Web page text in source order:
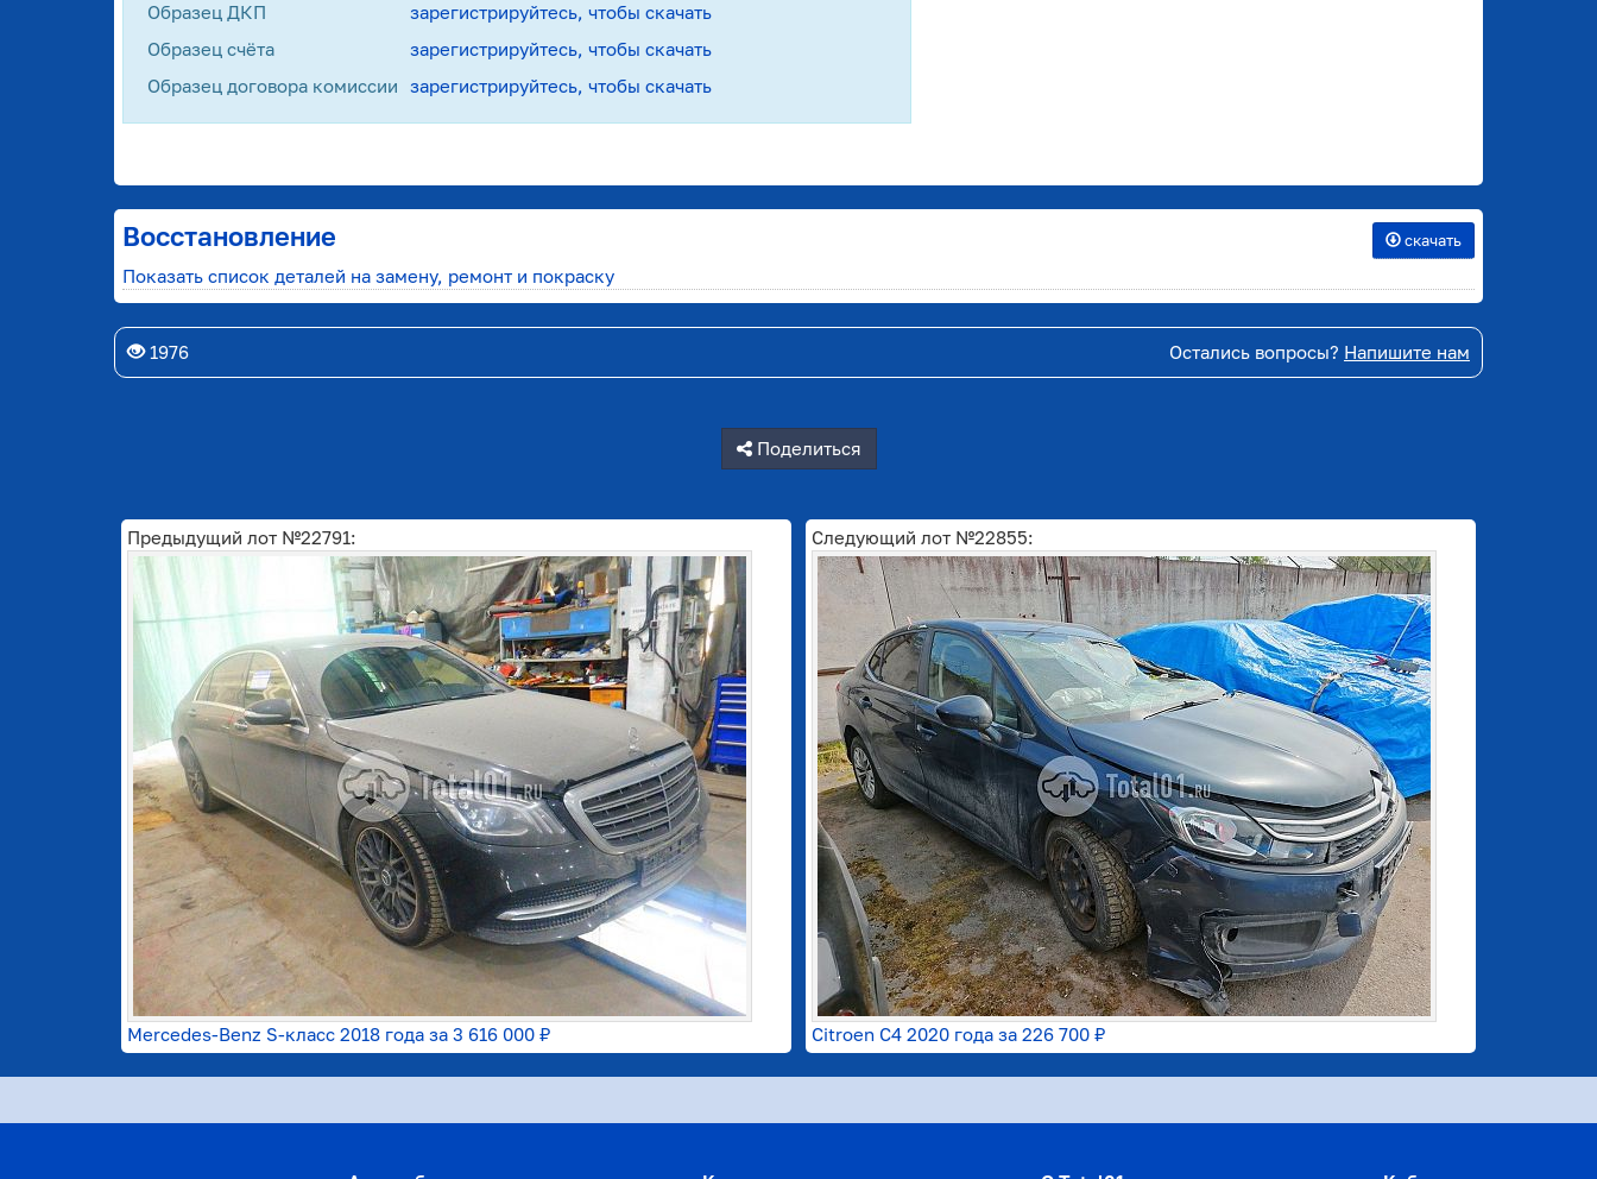
Образец ДКП
зарегистрируйтесь, чтобы скачать
Образец счёта
зарегистрируйтесь, чтобы скачать
Образец договора комиссии
зарегистрируйтесь, чтобы скачать
Восстановление скачать
Показать список деталей на замену, ремонт и покраску
1976 Остались вопросы? Напишите нам
Поделиться
Предыдущий лот №22791:
Mercedes-Benz S-класс 2018 года за 3 616 000 ₽
Следующий лот №22855:
Citroen C4 2020 года за 226 700 ₽